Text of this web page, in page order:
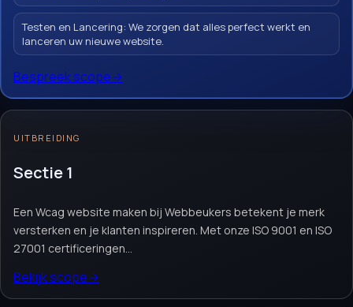
Een Wcag website laten maken is een
slimme investering voor je bedrijf. Met Web
gebruiksvriendelijkheid, snelheid, SEO en
veiligheid, creëren we een Wcag website
hoe wij je online succes kunnen realiseren.
stap. Samen bouwen we aan jouw digitale
toekomst!
Website laten maken
Testen en Lancering: We zorgen dat alles perfect werkt en
lanceren uw nieuwe website.
Bespreek scope→
UITBREIDING
Sectie 1
Een Wcag website maken bij Webbeukers betekent je merk
versterken en je klanten inspireren. Met onze ISO 9001 en ISO
27001 certificeringen...
Bekijk scope→